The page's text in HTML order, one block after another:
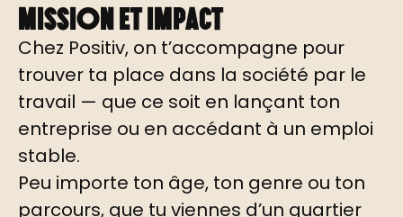
Mission et impact
Chez Positiv, on t’accompagne pour
trouver ta place dans la société par le
travail — que ce soit en lançant ton
entreprise ou en accédant à un emploi
stable.
Peu importe ton âge, ton genre ou ton
parcours, que tu viennes d’un quartier